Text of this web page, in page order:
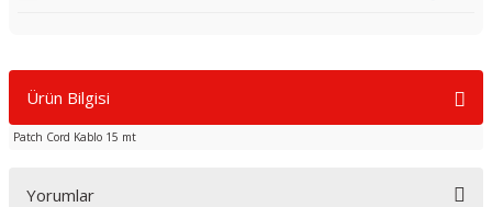
Ürün Bilgisi
Patch Cord Kablo 15 mt
Yorumlar